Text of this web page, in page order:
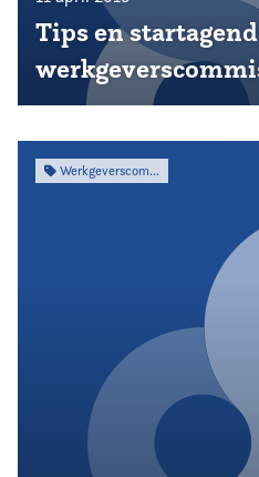
Tips en
Werkgeverscommissie